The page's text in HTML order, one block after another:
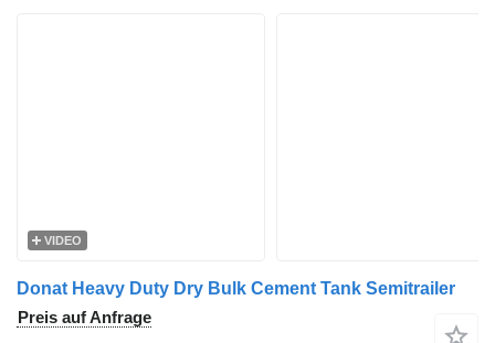
VIDEO
Donat Heavy Duty Dry Bulk Cement Tank Semitrailer
Preis auf Anfrage